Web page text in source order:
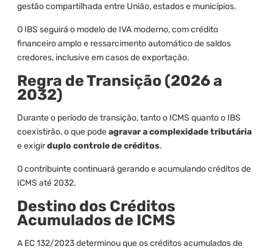
gestão compartilhada entre União, estados e municípios.
O IBS seguirá o modelo de IVA moderno, com crédito
financeiro amplo e ressarcimento automático de saldos
credores, inclusive em casos de exportação.
Regra de Transição (2026 a
2032)
Durante o período de transição, tanto o ICMS quanto o IBS
coexistirão, o que podeagravar a complexidade tributária
e exigirduplo controle de créditos.
O contribuinte continuará gerando e acumulando créditos de
ICMS até 2032.
Destino dos Créditos
Acumulados de ICMS
A EC 132/2023 determinou que os créditos acumulados de